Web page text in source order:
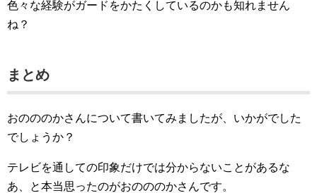
色々な経験がガードをかたくしているのかも知れません
ね？
まとめ
おのののかさんについて書いてみましたが、いかがでした
でしょうか？
テレビを通しての印象だけでは分からないことがあるな
あ、と本当思ったのがおのののかさんです。